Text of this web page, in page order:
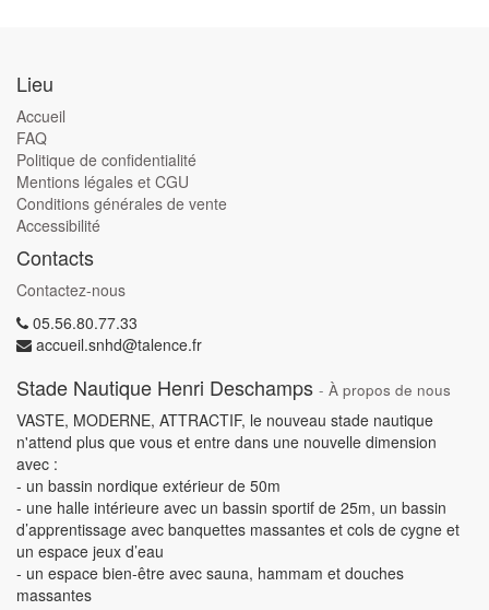
Lieu
Accueil
FAQ
Politique de confidentialité
Mentions légales et CGU
Conditions générales de vente
Accessibilité
Contacts
Contactez-nous
05.56.80.77.33
accueil.snhd@talence.fr
Stade Nautique Henri Deschamps - À propos de nous
VASTE, MODERNE, ATTRACTIF, le nouveau stade nautique
n'attend plus que vous et entre dans une nouvelle dimension
avec :
- un bassin nordique extérieur de 50m
- une halle intérieure avec un bassin sportif de 25m, un bassin
d’apprentissage avec banquettes massantes et cols de cygne et
un espace jeux d’eau
- un espace bien-être avec sauna, hammam et douches
massantes